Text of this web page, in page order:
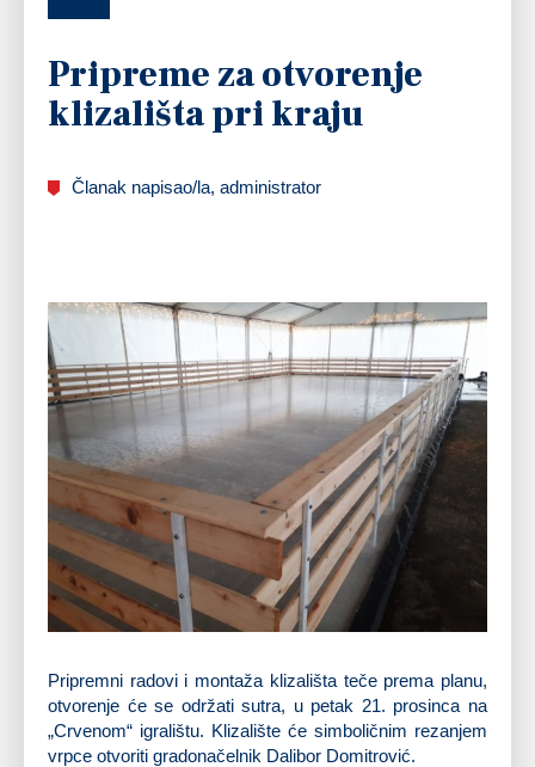
Pripreme za otvorenje
klizališta pri kraju
Članak napisao/la, administrator
Pripremni radovi i montaža klizališta teče prema planu,
otvorenje će se održati sutra, u petak 21. prosinca na
„Crvenom“ igralištu. Klizalište će simboličnim rezanjem
vrpce otvoriti gradonačelnik Dalibor Domitrović.